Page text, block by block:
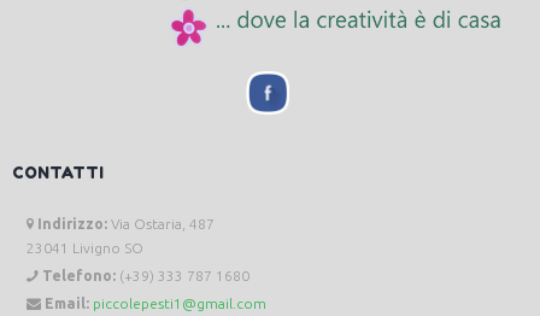
CONTATTI
Indirizzo: Via Ostaria, 487
23041 Livigno SO
Telefono: (+39) 333 787 1680
Email: piccolepesti1@gmail.com